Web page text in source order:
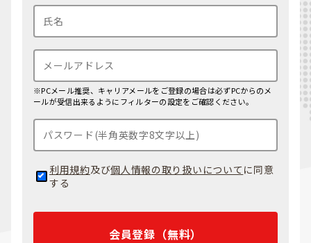
※PCメール推奨、キャリアメールをご登録の場合は必ずPCからのメ
ールが受信出来るようにフィルターの設定をご確認ください。
利用規約及び個人情報の取り扱いについて に同意
する
会員登録（無料）